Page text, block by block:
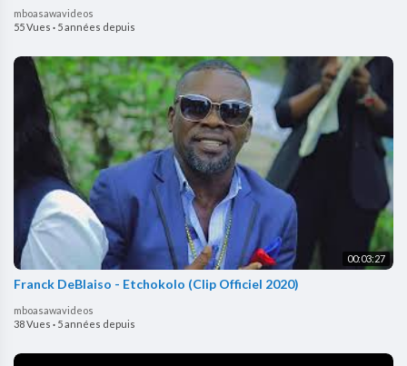
mboasawavideos
55 Vues · 5 années depuis
00:03:27
Franck DeBlaiso - Etchokolo (Clip Officiel 2020)
mboasawavideos
38 Vues · 5 années depuis